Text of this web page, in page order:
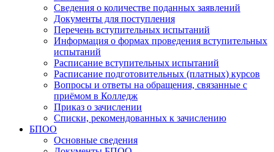
Сведения о количестве поданных заявлений
Документы для поступления
Перечень вступительных испытаний
Информация о формах проведения вступительных
испытаний
Расписание вступительных испытаний
Расписание подготовительных (платных) курсов
Вопросы и ответы на обращения, связанные с
приёмом в Колледж
Приказ о зачислении
Списки, рекомендованных к зачислению
БПОО
Основные сведения